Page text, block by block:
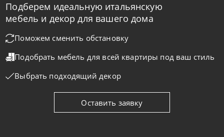
-40% до 08.31
Natisa
Консоль Vanity
Подберем идеальную итальянскую
мебель и декор для вашего дома
Поможем сменить обстановку
Подобрать мебель для всей квартиры под ваш стиль
Выбрать подходящий декор
Оставить заявку